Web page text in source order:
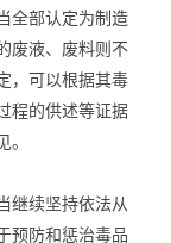
全部认定为制造
废液、废料则不
，可以根据其毒
程的供述等证据
继续坚持依法从
预防和惩治毒品